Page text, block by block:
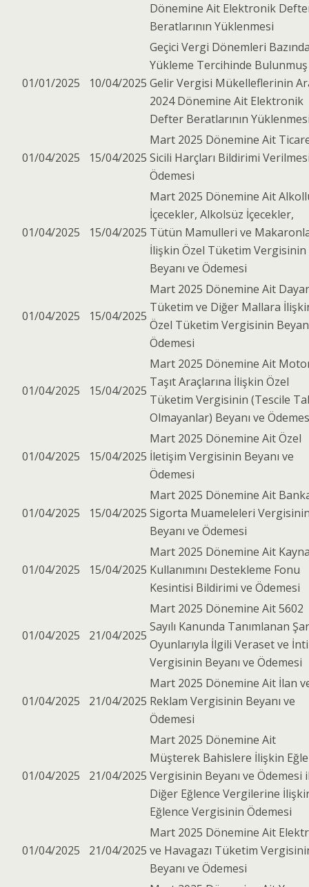
Dönemine Ait Elektronik
Beratlarının Yüklenmesi
01/01/2025 10/04/2025
Geçici Vergi Dönemleri
Yükleme Tercihinde Bulunmuş
Gelir Vergisi Mükelleflerinin
2024 Dönemine Ait Elektronik
Defter Beratlarının
01/04/2025 15/04/2025
Mart 2025 Dönemine Ait
Sicili Harçları Bildirimi
Ödemesi
01/04/2025 15/04/2025
Mart 2025 Dönemine Ait
İçecekler, Alkolsüz İçecekler,
Tütün Mamulleri ve
İlişkin Özel Tüketim Vergisinin
Beyanı ve Ödemesi
01/04/2025 15/04/2025
Mart 2025 Dönemine Ait
Tüketim ve Diğer Mallara
Özel Tüketim Vergisinin
Ödemesi
01/04/2025 15/04/2025
Mart 2025 Dönemine Ait
Taşıt Araçlarına İlişkin Özel
Tüketim Vergisinin (Tescile
Olmayanlar) Beyanı ve
01/04/2025 15/04/2025
Mart 2025 Dönemine Ait Özel
İletişim Vergisinin Beyanı ve
Ödemesi
01/04/2025 15/04/2025
Mart 2025 Dönemine Ait
Sigorta Muameleleri
Beyanı ve Ödemesi
01/04/2025 15/04/2025
Mart 2025 Dönemine Ait
Kullanımını Destekleme Fonu
Kesintisi Bildirimi ve Ödemesi
01/04/2025 21/04/2025
Mart 2025 Dönemine Ait 5602
Sayılı Kanunda Tanımlanan
Oyunlarıyla İlgili Veraset ve
Vergisinin Beyanı ve Ödemesi
01/04/2025 21/04/2025
Mart 2025 Dönemine Ait İlan
Reklam Vergisinin Beyanı ve
Ödemesi
01/04/2025 21/04/2025
Mart 2025 Dönemine Ait
Müşterek Bahislere İlişkin
Vergisinin Beyanı ve Ödemesi
Diğer Eğlence Vergilerine
Eğlence Vergisinin Ödemesi
01/04/2025 21/04/2025
Mart 2025 Dönemine Ait
ve Havagazı Tüketim
Beyanı ve Ödemesi